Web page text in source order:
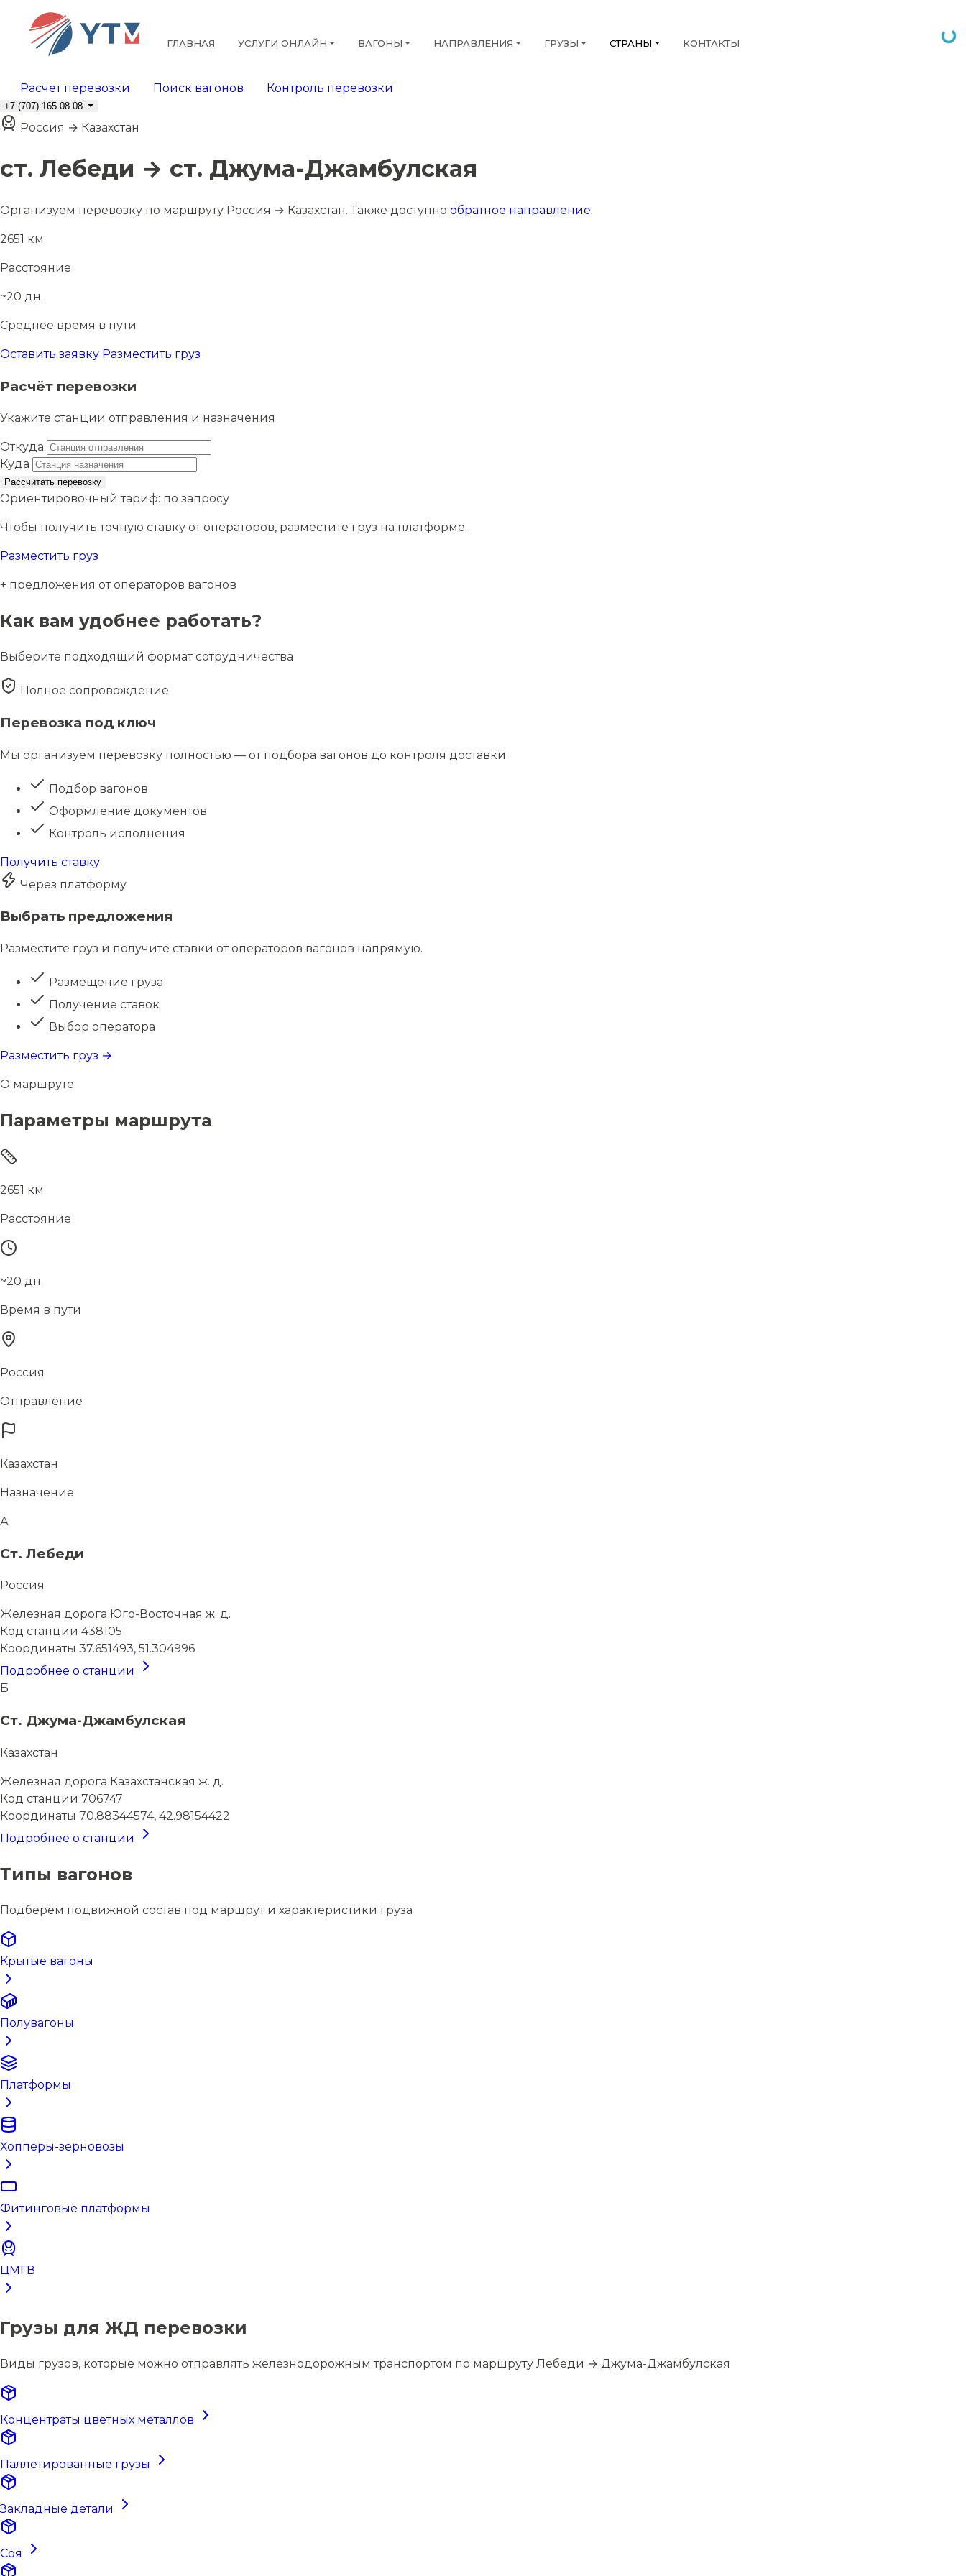
ГЛАВНАЯ УСЛУГИ ОНЛАЙН ВАГОНЫ НАПРАВЛЕНИЯ ГРУЗЫ СТРАНЫ КОНТАКТЫ
Расчет перевозки Поиск вагонов Контроль перевозки
+7 (707) 165 08 08
Россия → Казахстан
ст. Лебеди → ст. Джума-Джамбулская
Организуем перевозку по маршруту Россия → Казахстан. Также доступно обратное направление.
2651 км
Расстояние
~20 дн.
Среднее время в пути
Оставить заявку Разместить груз
Расчёт перевозки
Укажите станции отправления и назначения
Откуда
Куда
Рассчитать перевозку
Ориентировочный тариф: по запросу
Чтобы получить точную ставку от операторов, разместите груз на платформе.
Разместить груз
+ предложения от операторов вагонов
Как вам удобнее работать?
Выберите подходящий формат сотрудничества
Полное сопровождение
Перевозка под ключ
Мы организуем перевозку полностью — от подбора вагонов до контроля доставки.
Подбор вагонов
Оформление документов
Контроль исполнения
Получить ставку
Через платформу
Выбрать предложения
Разместите груз и получите ставки от операторов вагонов напрямую.
Размещение груза
Получение ставок
Выбор оператора
Разместить груз →
О маршруте
Параметры маршрута
2651 км
Расстояние
~20 дн.
Время в пути
Россия
Отправление
Казахстан
Назначение
А
Ст. Лебеди
Россия
Железная дорога Юго-Восточная ж. д.
Код станции 438105
Координаты 37.651493, 51.304996
Подробнее о станции
Б
Ст. Джума-Джамбулская
Казахстан
Железная дорога Казахстанская ж. д.
Код станции 706747
Координаты 70.88344574, 42.98154422
Подробнее о станции
Типы вагонов
Подберём подвижной состав под маршрут и характеристики груза
Крытые вагоны
Полувагоны
Платформы
Хопперы-зерновозы
Фитинговые платформы
ЦМГВ
Грузы для ЖД перевозки
Виды грузов, которые можно отправлять железнодорожным транспортом по маршруту Лебеди → Джума-Джамбулская
Концентраты цветных металлов
Паллетированные грузы
Закладные детали
Соя